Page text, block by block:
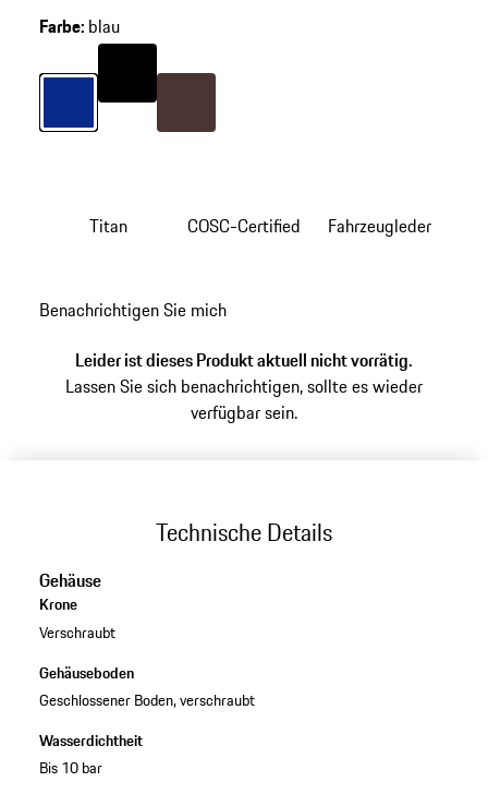
Rennwagen schlug Professor Ferdinand Alexander
Porsche mit seinem Chronograph I vollkommen neue,
bisher nicht beschrittene Wege ein. Zeit, den Kreis zu
schließen und mit dem Sport Chrono Paket mit Porsche
Farbe: blau
Farbe schwarz
Titan COSC-Certified Fahrzeugleder
Benachrichtigen Sie mich
Leider ist dieses Produkt aktuell nicht vorrätig.
Lassen Sie sich benachrichtigen, sollte es wieder
verfügbar sein.
Technische Details
Gehäuse
Krone
Verschraubt
Gehäuseboden
Geschlossener Boden, verschraubt
Wasserdichtheit
Bis 10 bar